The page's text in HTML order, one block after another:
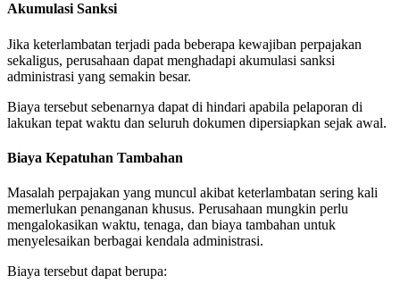
Akumulasi Sanksi
Jika keterlambatan terjadi pada beberapa kewajiban perpajakan
sekaligus, perusahaan dapat menghadapi akumulasi sanksi
administrasi yang semakin besar.
Biaya tersebut sebenarnya dapat di hindari apabila pelaporan di
lakukan tepat waktu dan seluruh dokumen dipersiapkan sejak awal.
Biaya Kepatuhan Tambahan
Masalah perpajakan yang muncul akibat keterlambatan sering kali
memerlukan penanganan khusus. Perusahaan mungkin perlu
mengalokasikan waktu, tenaga, dan biaya tambahan untuk
menyelesaikan berbagai kendala administrasi.
Biaya tersebut dapat berupa: